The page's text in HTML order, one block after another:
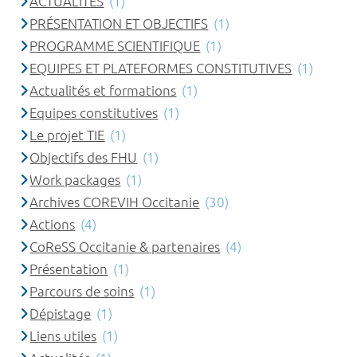
PRÉSENTATION ET OBJECTIFS (1)
PROGRAMME SCIENTIFIQUE (1)
EQUIPES ET PLATEFORMES CONSTITUTIVES (1)
Actualités et formations (1)
Equipes constitutives (1)
Le projet TIE (1)
Objectifs des FHU (1)
Work packages (1)
Archives COREVIH Occitanie (30)
Actions (4)
CoReSS Occitanie & partenaires (4)
Présentation (1)
Parcours de soins (1)
Dépistage (1)
Liens utiles (1)